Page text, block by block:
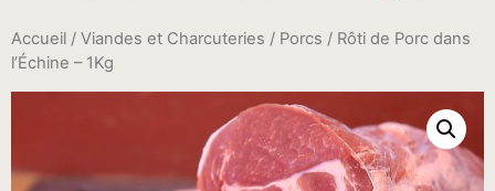
Accueil / Viandes et Charcuteries / Porcs / Rôti de Porc dans
l’Échine – 1Kg